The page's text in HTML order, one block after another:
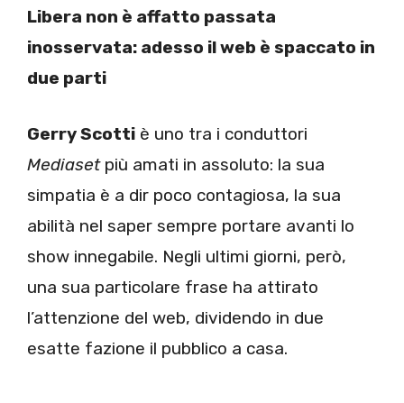
Libera non è affatto passata
inosservata: adesso il web è spaccato in
due parti
Gerry Scotti è uno tra i conduttori
Mediasetpiù amati in assoluto: la sua
simpatia è a dir poco contagiosa, la sua
abilità nel saper sempre portare avanti lo
show innegabile. Negli ultimi giorni, però,
una sua particolare frase ha attirato
l’attenzione del web, dividendo in due
esatte fazione il pubblico a casa.